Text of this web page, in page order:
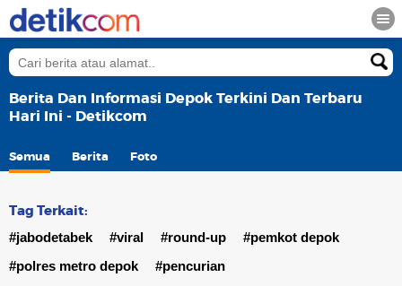
Berita Dan Informasi Depok Terkini Dan Terbaru
Hari Ini - Detikcom
Semua Berita Foto
Tag Terkait:
#jabodetabek #viral #round-up
#pemkot depok
#polres metro depok
#pencurian